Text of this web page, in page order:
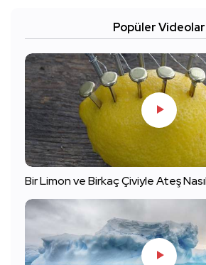
Popüler Videolar
Bir Limon ve Birkaç Çiviyle Ateş Nasıl